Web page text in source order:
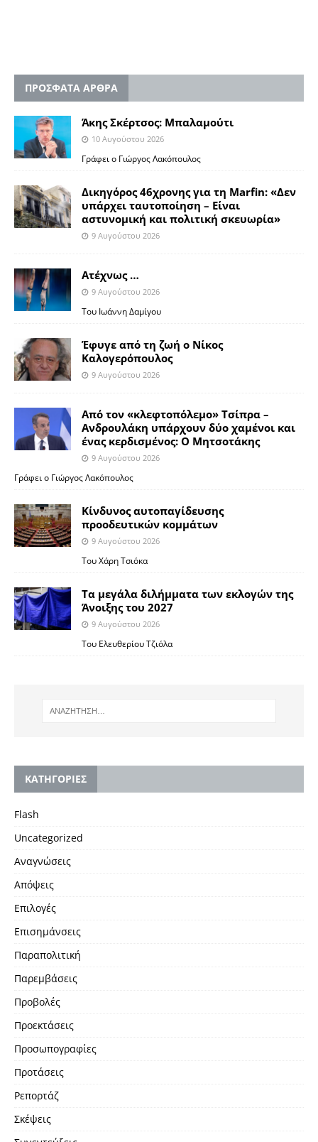
ΠΡΟΣΦΑΤΑ ΑΡΘΡΑ
Άκης Σκέρτσος: Μπαλαμούτι
10 Αυγούστου 2026
Γράφει ο Γιώργος Λακόπουλος
Δικηγόρος 46χρονης για τη Marfin: «Δεν
υπάρχει ταυτοποίηση – Είναι
αστυνομική και πολιτική σκευωρία»
9 Αυγούστου 2026
Ατέχνως …
9 Αυγούστου 2026
Του Ιωάννη Δαμίγου
Έφυγε από τη ζωή ο Νίκος
Καλογερόπουλος
9 Αυγούστου 2026
Από τον «κλεφτοπόλεμο» Τσίπρα –
Ανδρουλάκη υπάρχουν δύο χαμένοι και
ένας κερδισμένος: Ο Μητσοτάκης
9 Αυγούστου 2026
Γράφει ο Γιώργος Λακόπουλος
Κίνδυνος αυτοπαγίδευσης
προοδευτικών κομμάτων
9 Αυγούστου 2026
Του Χάρη Τσιόκα
Τα μεγάλα διλήμματα των εκλογών της
Άνοιξης του 2027
9 Αυγούστου 2026
Του Ελευθερίου Τζιόλα
KΑΤΗΓΟΡΙΕΣ
Flash
Uncategorized
Αναγνώσεις
Απόψεις
Επιλογές
Επισημάνσεις
Παραπολιτική
Παρεμβάσεις
Προβολές
Προεκτάσεις
Προσωπογραφίες
Προτάσεις
Ρεπορτάζ
Σκέψεις